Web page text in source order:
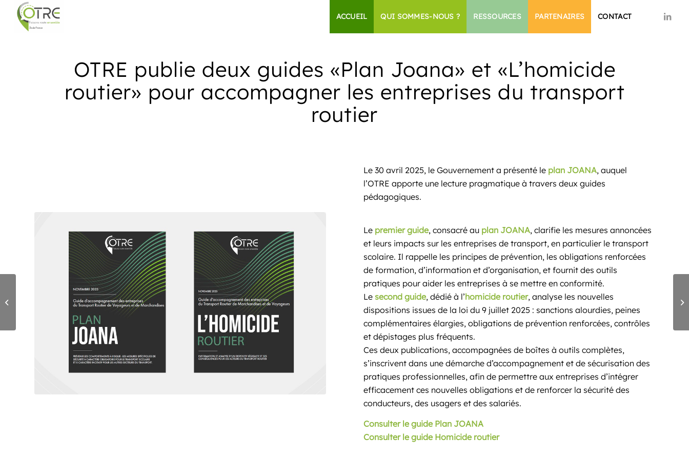
ACCUEIL QUI SOMMES-NOUS ? RESSOURCES PARTENAIRES CONTACT
OTRE publie deux guides «Plan Joana» et «L’homicide
routier» pour accompagner les entreprises du transport
routier
Le 30 avril 2025, le Gouvernement a présenté le plan JOANA, auquel
l’OTRE apporte une lecture pragmatique à travers deux guides
pédagogiques.
Le premier guide, consacré au plan JOANA, clarifie les mesures annoncées
et leurs impacts sur les entreprises de transport, en particulier le transport
scolaire. Il rappelle les principes de prévention, les obligations renforcées
de formation, d’information et d’organisation, et fournit des outils
pratiques pour aider les entreprises à se mettre en conformité.
Le second guide, dédié à l’homicide routier, analyse les nouvelles
dispositions issues de la loi du 9 juillet 2025 : sanctions alourdies, peines
complémentaires élargies, obligations de prévention renforcées, contrôles
et dépistages plus fréquents.
Ces deux publications, accompagnées de boîtes à outils complètes,
s’inscrivent dans une démarche d’accompagnement et de sécurisation des
pratiques professionnelles, afin de permettre aux entreprises d’intégrer
efficacement ces nouvelles obligations et de renforcer la sécurité des
conducteurs, des usagers et des salariés.
Consulter le guide Plan JOANA
Consulter le guide Homicide routier
Newsletter Novembre